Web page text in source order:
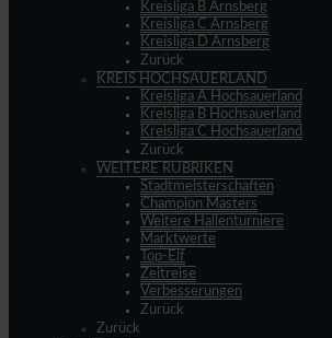
Kreisliga B Arnsberg
Kreisliga C Arnsberg
Kreisliga D Arnsberg
Zurück
KREIS HOCHSAUERLAND
Kreisliga A Hochsauerland
Kreisliga B Hochsauerland
Kreisliga C Hochsauerland
Zurück
WEITERE RUBRIKEN
Stadtmeisterschaften
Champion Masters
Weitere Hallenturniere
Marktwerte
Top-Elf
Zeitreise
Verbesserungen
Zurück
Zurück